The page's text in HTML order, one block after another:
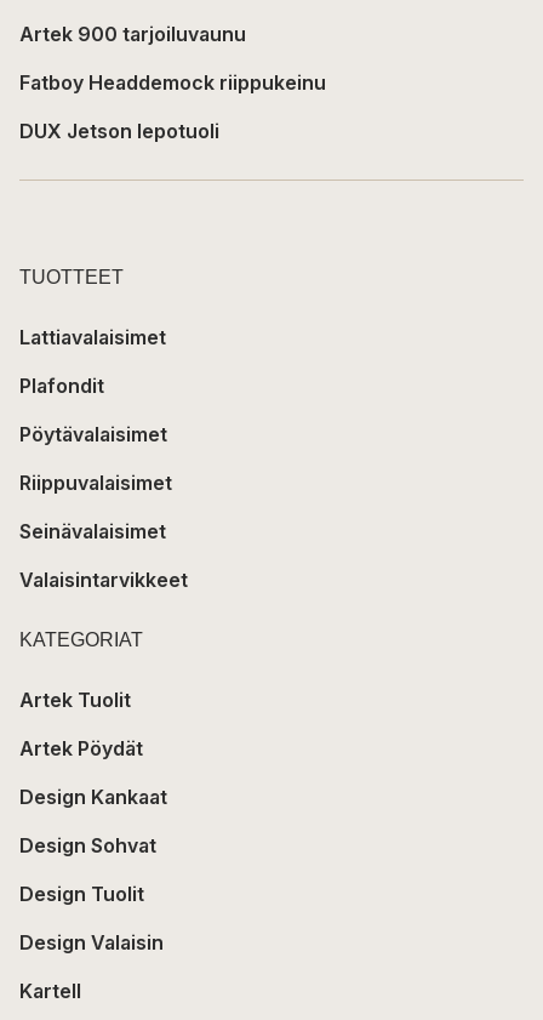
Artek 900 tarjoiluvaunu
Fatboy Headdemock riippukeinu
DUX Jetson lepotuoli
TUOTTEET
Lattiavalaisimet
Plafondit
Pöytävalaisimet
Riippuvalaisimet
Seinävalaisimet
Valaisintarvikkeet
KATEGORIAT
Artek Tuolit
Artek Pöydät
Design Kankaat
Design Sohvat
Design Tuolit
Design Valaisin
Kartell